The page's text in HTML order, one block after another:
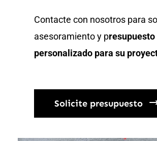
Contacte con nosotros para
asesoramiento y presupuesto
personalizado para su
Solicite presupuesto